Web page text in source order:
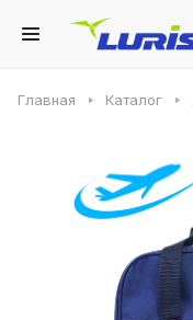
Главная Каталог